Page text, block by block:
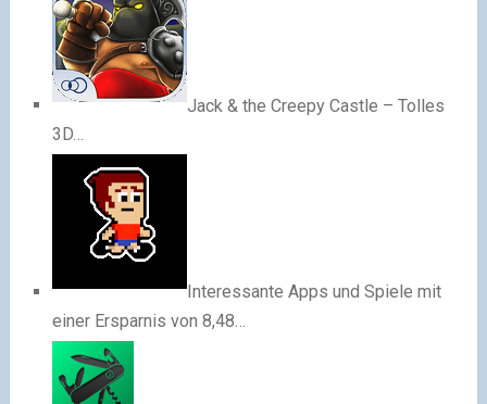
Jack & the Creepy Castle – Tolles
3D…
Interessante Apps und Spiele mit
einer Ersparnis von 8,48…